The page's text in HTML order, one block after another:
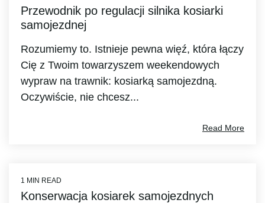
Przewodnik po regulacji silnika kosiarki
samojezdnej
Rozumiemy to. Istnieje pewna więź, która łączy
Cię z Twoim towarzyszem weekendowych
wypraw na trawnik: kosiarką samojezdną.
Oczywiście, nie chcesz...
Read More
1 MIN READ
Konserwacja kosiarek samojezdnych